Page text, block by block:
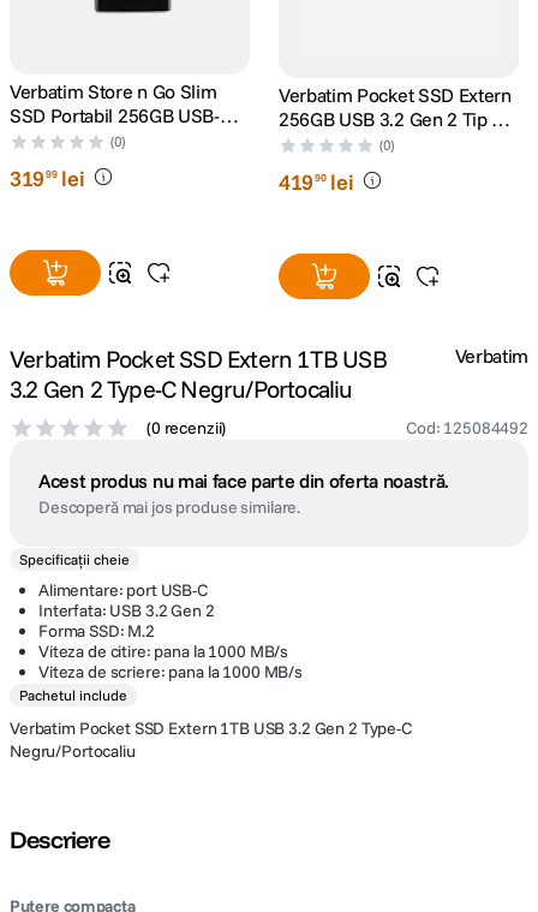
8. dji mic mini
9. dji osmo
Verbatim Store n Go Slim
SSD Portabil 256GB USB-C
Negru
(0)
31999 lei
Verbatim Pocket SSD Extern
256GB USB 3.2 Gen 2 Tip C
Negru/Gri
(0)
41990 lei
Verbatim Pocket SSD Extern 1TB USB
3.2 Gen 2 Type-C Negru/Portocaliu
(0 recenzii) Cod: 125084492
Verbatim
Acest produs nu mai face parte din oferta noastră.
Descoperă mai jos produse similare.
Specificații cheie
Alimentare: port USB-C
Interfata: USB 3.2 Gen 2
Forma SSD: M.2
Viteza de citire: pana la 1000 MB/s
Viteza de scriere: pana la 1000 MB/s
Pachetul include
Verbatim Pocket SSD Extern 1TB USB 3.2 Gen 2 Type-C
Negru/Portocaliu
Descriere
Putere compacta